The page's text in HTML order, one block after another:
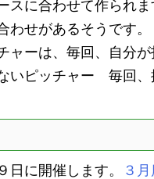
に合わせて作られ
せがあるそうです。
ーは、毎回、自分
いピッチャー 毎回
に開催します。 ３